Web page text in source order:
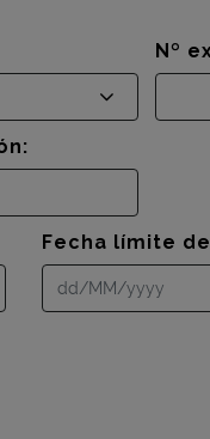
Nº
Fecha límite